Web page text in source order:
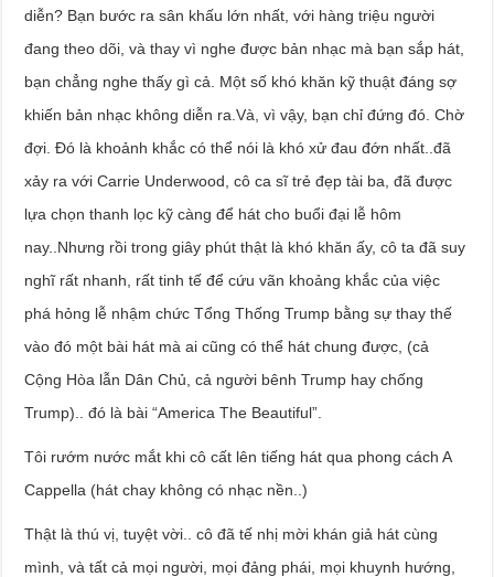
diễn? Bạn bước ra sân khấu lớn nhất, với hàng triệu người
đang theo dõi, và thay vì nghe được bản nhạc mà bạn sắp hát,
bạn chẳng nghe thấy gì cả. Một số khó khăn kỹ thuật đáng sợ
khiến bản nhạc không diễn ra.Và, vì vậy, bạn chỉ đứng đó. Chờ
đợi. Đó là khoảnh khắc có thể nói là khó xử đau đớn nhất..đã
xảy ra với Carrie Underwood, cô ca sĩ trẻ đẹp tài ba, đã được
lựa chọn thanh lọc kỹ càng để hát cho buổi đại lễ hôm
nay..Nhưng rồi trong giây phút thật là khó khăn ấy, cô ta đã suy
nghĩ rất nhanh, rất tinh tế để cứu vãn khoảng khắc của việc
phá hỏng lễ nhậm chức Tổng Thống Trump bằng sự thay thế
vào đó một bài hát mà ai cũng có thể hát chung được, (cả
Cộng Hòa lẫn Dân Chủ, cả người bênh Trump hay chống
Trump).. đó là bài “America The Beautiful”.
Tôi rướm nước mắt khi cô cất lên tiếng hát qua phong cách A
Cappella (hát chay không có nhạc nền..)
Thật là thú vị, tuyệt vời.. cô đã tế nhị mời khán giả hát cùng
mình, và tất cả mọi người, mọi đảng phái, mọi khuynh hướng,